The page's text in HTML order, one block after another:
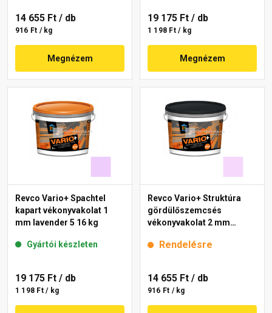
14 655 Ft / db
916 Ft / kg
Megnézem
19 175 Ft / db
1 198 Ft / kg
Megnézem
Revco Vario+ Spachtel
kapart vékonyvakolat 1
mm lavender 5 16 kg
Gyártói készleten
19 175 Ft / db
1 198 Ft / kg
Revco Vario+ Struktúra
gördülőszemcsés
vékonyvakolat 2 mm
Rendelésre
14 655 Ft / db
916 Ft / kg